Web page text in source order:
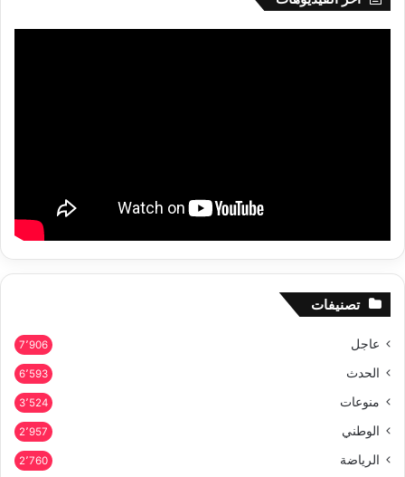
تصنيفات
عاجل 7٬906
الحدث 6٬593
منوعات 3٬524
الوطني 2٬957
الرياضة 2٬760